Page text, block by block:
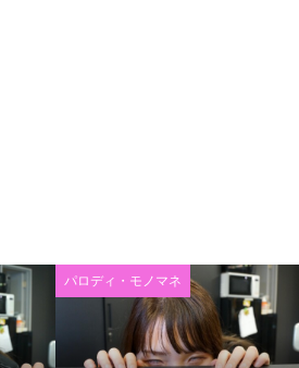
パロディ・モノマネ